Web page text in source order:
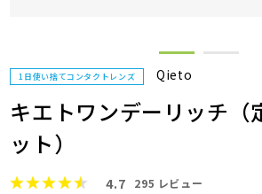
1日使い捨てコンタクトレンズ Qieto
キエトワンデーリッチ（
ット）
4.7 295 レビュー